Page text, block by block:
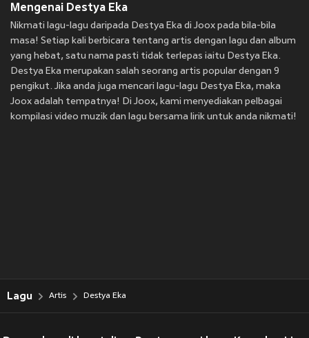
Mengenai Destya Eka
Nikmati lagu-lagu daripada Destya Eka di Joox pada bila-bila
masa! Setiap kali berbicara tentang artis dengan lagu dan album
yang hebat, satu nama pasti tidak terlepas iaitu Destya Eka.
Destya Eka merupakan salah seorang artis popular dengan 9
pengikut. Jika anda juga mencari lagu-lagu Destya Eka, maka
Joox adalah tempatnya! Di Joox, kami menyediakan pelbagai
kompilasi video muzik dan lagu bersama lirik untuk anda nikmati!
Lagu Artis Destya Eka